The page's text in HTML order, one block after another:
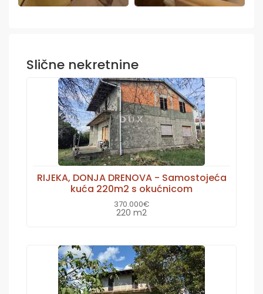
Slične nekretnine
RIJEKA, DONJA DRENOVA - Samostojeća
kuća 220m2 s okućnicom
370.000€
220 m2